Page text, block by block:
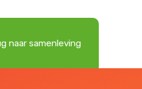
naar samenleving